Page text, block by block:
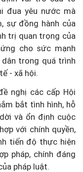
đua yêu nước mà
sự đồng hành của
trị quan trọng của
cho sức mạnh
trong quá trình
- xã hội.
nghị các cấp Hội
bắt tình hình, hỗ
và ổn định cuộc
với chính quyền,
tiến độ thực hiện
pháp, chính đáng
pháp luật.